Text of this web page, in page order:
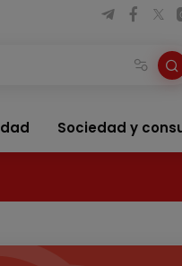
Sociedad y